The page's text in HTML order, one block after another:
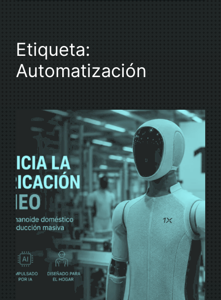
Etiqueta:
Automatización